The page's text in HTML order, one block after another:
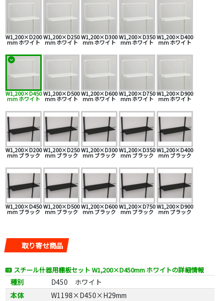
W1,200×D200
mm ホワイト
W1,200×D250
mm ホワイト
W1,200×D300
mm ホワイト
W1,200×D350
mm ホワイト
W1,200×D400
mm ホワイト
W1,200×D450
mm ホワイト
W1,200×D500
mm ホワイト
W1,200×D600
mm ホワイト
W1,200×D750
mm ホワイト
W1,200×D900
mm ホワイト
W1,200×D200
mm ブラック
W1,200×D250
mm ブラック
W1,200×D300
mm ブラック
W1,200×D350
mm ブラック
W1,200×D400
mm ブラック
W1,200×D450
mm ブラック
W1,200×D500
mm ブラック
W1,200×D600
mm ブラック
W1,200×D750
mm ブラック
W1,200×D900
mm ブラック
取り寄せ商品
スチール什器用棚板セット W1,200×D450mm ホワイトの詳細情報
種別
D450 ホワイト
本体
W1198×D450×H29mm